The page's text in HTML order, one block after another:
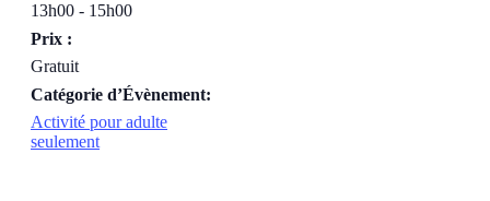
13h00 - 15h00
Prix :
Gratuit
Catégorie d’Évènement:
Activité pour adulte
seulement